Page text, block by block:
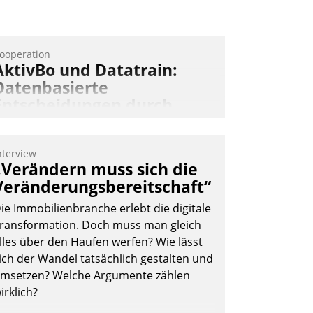
und Datatrain:
und Datatrain kooperieren –
profitieren: Die
Integration der Lösungen von
und Datatrain ermöglicht
ausgelöste, zielgerichtete
– eine starke
für intelligente, datengestützte
muss sich die
Immobilienbranche erlebt die digitale
Doch muss man gleich
über den Haufen werfen? Wie lässt
der Wandel tatsächlich gestalten und
Welche Argumente zählen